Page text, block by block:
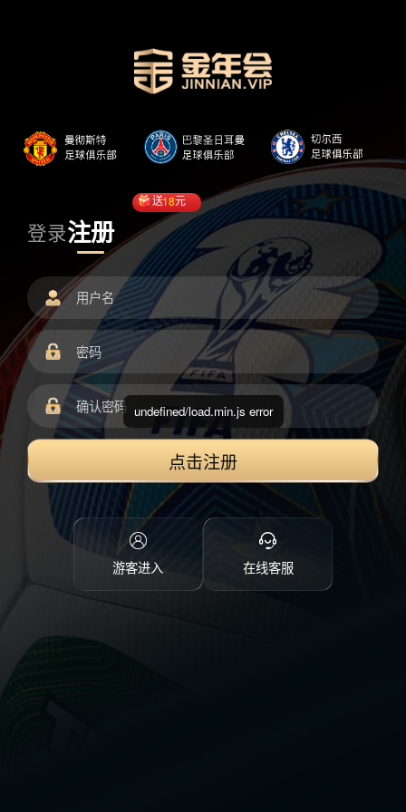
登录注册
送18元
点击注册
游客进入 在线客服
undefined/load.min.js error